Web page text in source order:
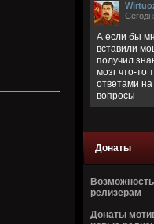
А если бы
вставили
получил
мозг что-то
ответами
вопросы
эмоции,
что не
пока
Донаты
релизерам
Донаты